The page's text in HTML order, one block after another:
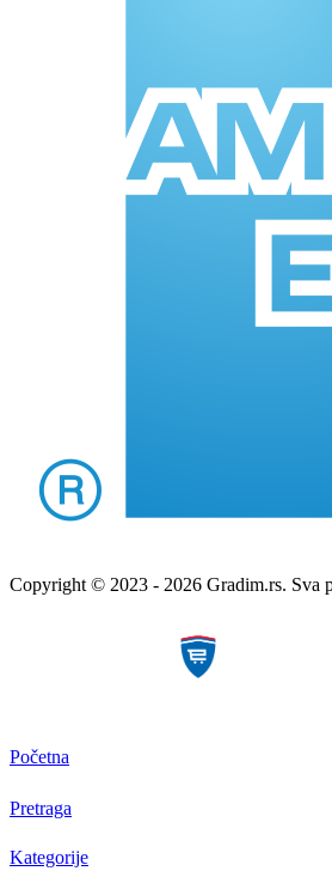
Copyright © 2023 - 2026 Gradim.rs. Sva
Početna
Pretraga
Kategorije